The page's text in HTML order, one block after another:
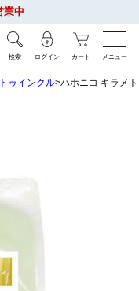
業中
検索 ログイン カート メニュー
ゥインクル ハホニコ キラメ